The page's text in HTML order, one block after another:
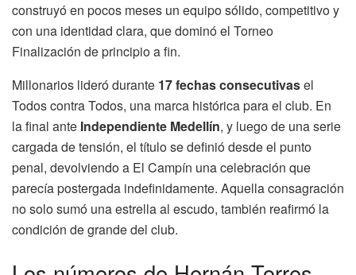
construyó en pocos meses un equipo sólido, competitivo y
con una identidad clara, que dominó el Torneo
Finalización de principio a fin.
Millonarios lideró durante 17 fechas consecutivasel
Todos contra Todos, una marca histórica para el club. En
la final ante Independiente Medellín, y luego de una serie
cargada de tensión, el título se definió desde el punto
penal, devolviendo a El Campín una celebración que
parecía postergada indefinidamente. Aquella consagración
no solo sumó una estrella al escudo, también reafirmó la
condición de grande del club.